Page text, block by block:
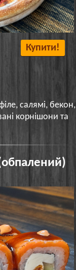
Купити!
салямі, бекон,
корнішони та